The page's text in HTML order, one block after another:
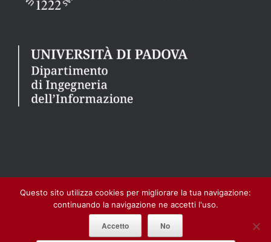
Padova|Privacy Policy
Questo sito utilizza cookies per migliorare la tua navigazione:
continuando la navigazione ne accetti l'uso.
Accetto No